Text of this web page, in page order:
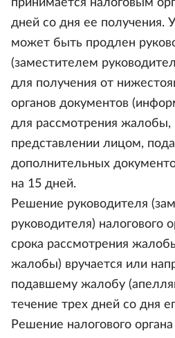
принимается налоговым
дней со дня ее получения.
может быть продлен
(заместителем
для получения от
органов документов
для рассмотрения жалобы,
представлении лицом,
дополнительных
на 15 дней.
Решение руководителя
руководителя) налогового
срока рассмотрения
жалобы) вручается или
подавшему жалобу
течение трех дней со дня
Решение налогового